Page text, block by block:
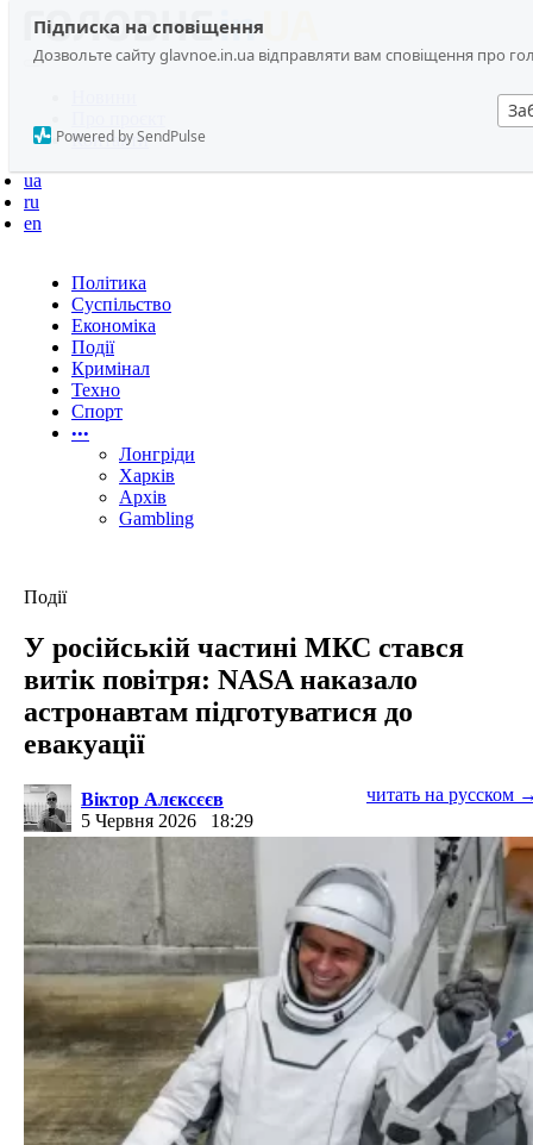
Підписка на сповіщення
Дозвольте сайту glavnoe.in.ua відправляти вам сповіщення про
Powered by SendPulse
Контакти
ua
ru
en
Політика
Суспільство
Економіка
Події
Кримінал
Техно
Спорт
•••
Лонгріди
Харків
Архів
Gambling
Події
У російській частині МКС стався
витік повітря: NASA наказало
астронавтам підготуватися до
евакуації
Віктор Алєксєєв
5 Червня 2026
18:29
читать на русском